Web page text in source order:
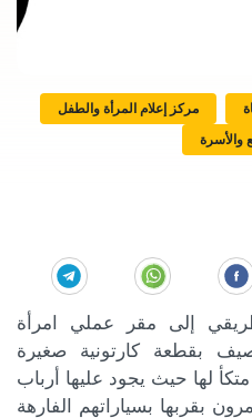
مركز إعلام المرأة والطفل
والأسرة
إلى مقر عملي امرأة
بقطعة كارتونية صغيرة
لها حيث يجود عليها أرباب
بقربها بسياراتهم الفارهة